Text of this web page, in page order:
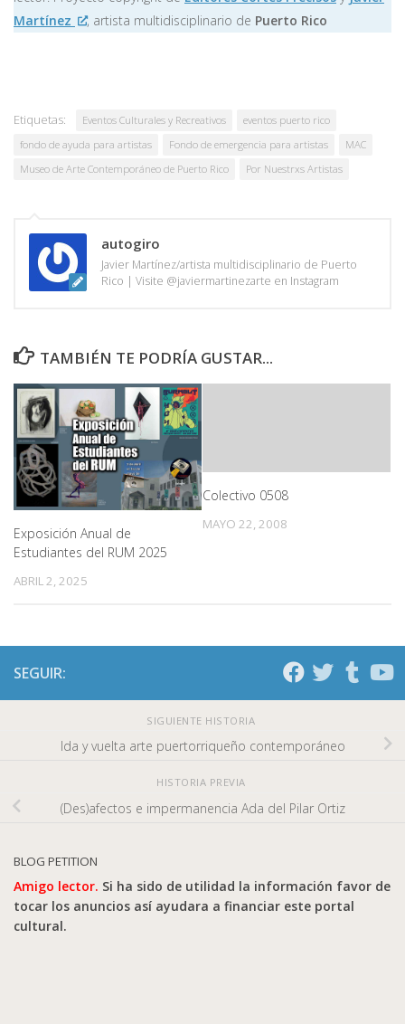
Martínez
, artista multidisciplinario de Puerto Rico
Etiquetas: Eventos Culturales y Recreativos
eventos puerto rico
fondo de ayuda para artistas
Fondo de emergencia para artistas
MAC
Museo de Arte Contemporáneo de Puerto Rico
Por Nuestrxs Artistas
autogiro
Javier Martínez/artista multidisciplinario de Puerto
Rico | Visite @javiermartinezarte en Instagram
TAMBIÉN TE PODRÍA GUSTAR...
Exposición Anual de
Estudiantes del RUM 2025
ABRIL 2, 2025
Colectivo 0508
MAYO 22, 2008
SEGUIR:
SIGUIENTE HISTORIA
Ida y vuelta arte puertorriqueño contemporáneo
HISTORIA PREVIA
(Des)afectos e impermanencia Ada del Pilar Ortiz
BLOG PETITION
Amigo lector. Si ha sido de utilidad la información favor de
tocar los anuncios así ayudara a financiar este portal
cultural.